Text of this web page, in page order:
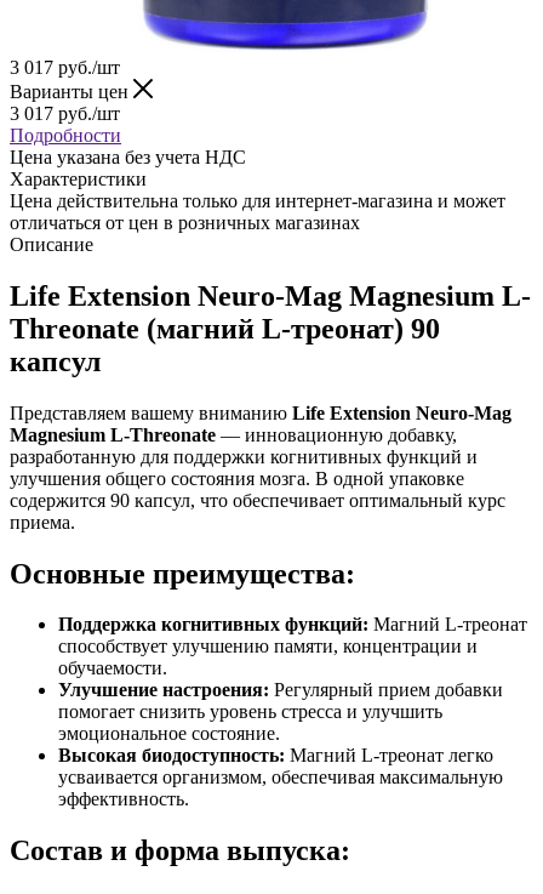
3 017 руб./шт
Варианты цен
3 017 руб./шт
Подробности
Цена указана без учета НДС
Характеристики
Цена действительна только для интернет-магазина и может
отличаться от цен в розничных магазинах
Описание
Life Extension Neuro-Mag Magnesium L-
Threonate (магний L-треонат) 90
капсул
Представляем вашему вниманию Life Extension Neuro-Mag
Magnesium L-Threonate — инновационную добавку,
разработанную для поддержки когнитивных функций и
улучшения общего состояния мозга. В одной упаковке
содержится 90 капсул, что обеспечивает оптимальный курс
приема.
Основные преимущества:
Поддержка когнитивных функций: Магний L-треонат
способствует улучшению памяти, концентрации и
обучаемости.
Улучшение настроения: Регулярный прием добавки
помогает снизить уровень стресса и улучшить
эмоциональное состояние.
Высокая биодоступность: Магний L-треонат легко
усваивается организмом, обеспечивая максимальную
эффективность.
Состав и форма выпуска: